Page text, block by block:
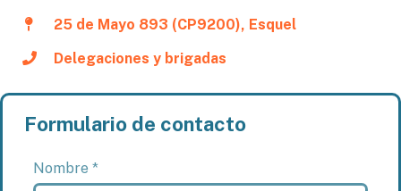
25 de Mayo 893 (CP9200), Esquel
Delegaciones y brigadas
Formulario de contacto
Nombre *